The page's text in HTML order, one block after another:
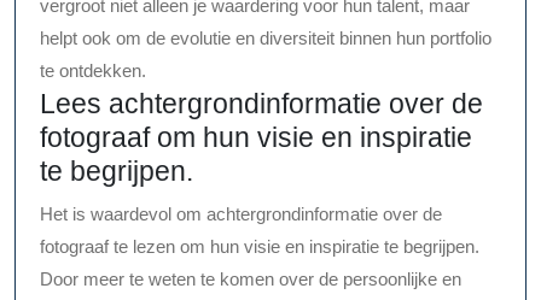
vergroot niet alleen je waardering voor hun talent, maar
helpt ook om de evolutie en diversiteit binnen hun portfolio
te ontdekken.
Lees achtergrondinformatie over de
fotograaf om hun visie en inspiratie
te begrijpen.
Het is waardevol om achtergrondinformatie over de
fotograaf te lezen om hun visie en inspiratie te begrijpen.
Door meer te weten te komen over de persoonlijke en